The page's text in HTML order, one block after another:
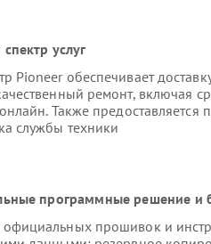
услуг
Pioneer обеспечивает
ремонт, включая
Также
службы техники
программные решение и
прошивок и